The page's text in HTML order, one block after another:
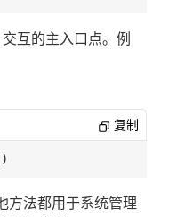
互的主入口点。例
复制
方法都用于系统管理